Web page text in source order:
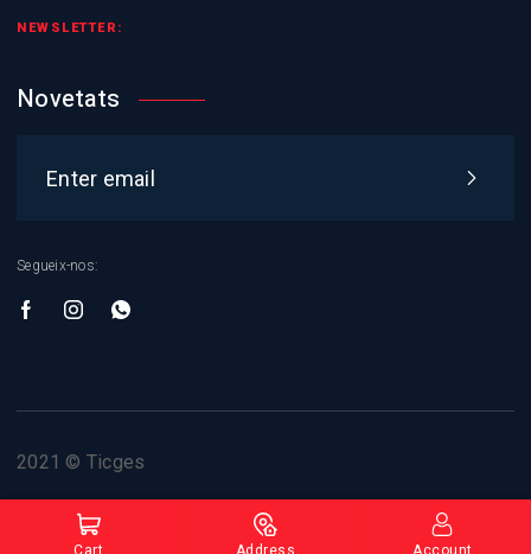
Cart Address Account
NEWSLETTER:
Novetats
Segueix-nos:
2021 © Ticges
Qui som Contacte